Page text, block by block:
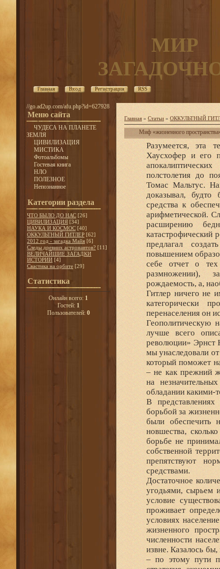
МИР
Главная Вход Регистрация RSS
//go.ad2up.com/afu.php?id=627928
Меню сайта
ЧУДЕСА НА ПЛАНЕТЕ
ЗЕМЛЯ
ЦИВИЛИЗАЦИЯ
МИСТИКА
Фотоальбомы
Гостевая книга
НЛО
ПОЛЕЗНОЕ
Непознанное
Категории раздела
ЧТО БЫЛО ДО НАС [26]
ЦИВИЛИЗАЦИЯ [34]
НАУКА И КОСМОС [40]
ОККУЛЬТНЫЙ ГИТЛЕР [62]
2012 год - загадка Майя [6]
Следы древних астронавтов? [11]
ВЕЛИЧАЙШИЕ ЗАГАДКИ
ИСТОРИИ [4]
Свастика на орбите [29]
Статистика
Онлайн всего: 1
Гостей: 1
Пользователей: 0
Главная » Статьи » ОККУЛЬТНЫЙ
Миф «жизненного
Разумеется, эта
Хаусхофер и его
полстолетия до
Томас Мальтус.
доказывал, будто
средства к
арифметической.
расширению
катастрофический
предлагал
повышением
себе отчет о тех
размножении),
рождаемость, а,
Гитлер ничего не
категорически
перенаселения он
Геополитическую
лучше всего
революции» Эрнст
мы унаследовали
который поможет
– не как прежний
на
обладании какими-
В
борьбой за
были обеспечить
новшества,
борьбе не
собственной
препятствуют
средствами.
Достаточное
угодьями, сырьем
условие
проживает
условиях
жизненного
численности
извне. Казалось
– по этому пути